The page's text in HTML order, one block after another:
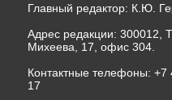
Главный редактор: К.Ю.
Адрес редакции: 300012,
Михеева, 17, офис 304.
Контактные телефоны:
17